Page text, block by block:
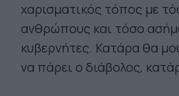
χαρισματικός τόπος με
ανθρώπους και τόσο
κυβερνήτες. Κατάρα θα
να πάρει ο διάβολος,